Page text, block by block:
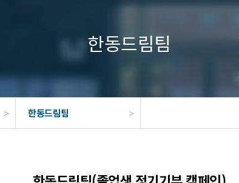
한동드림팀
> 한동드림팀 >